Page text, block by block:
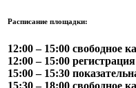
Расписание площадки:
12:00 – 15:00 свободное
12:00 – 15:00
15:00 – 15:30
15:30 – 18:00 свободное